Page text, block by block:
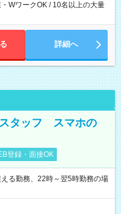
WワークOK / 10名以上の大量
詳細へ
スタッフ スマホの
登録・面接OK
る勤務、22時～翌5時勤務の場